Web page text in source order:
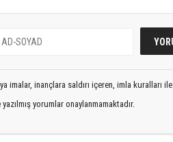
imalar, inançlara saldırı içeren, imla kuralları ile
yorumlar onaylanmamaktadır.